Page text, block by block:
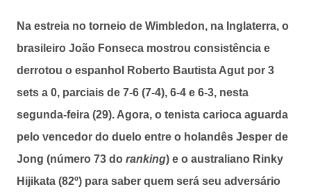
Na estreia no torneio de Wimbledon, na Inglaterra, o
brasileiro João Fonseca mostrou consistência e
derrotou o espanhol Roberto Bautista Agut por 3
sets a 0, parciais de 7-6 (7-4), 6-4 e 6-3, nesta
segunda-feira (29). Agora, o tenista carioca aguarda
pelo vencedor do duelo entre o holandês Jesper de
Jong (número 73 do ranking) e o australiano Rinky
Hijikata (82º) para saber quem será seu adversário